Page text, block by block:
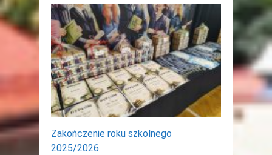
Zakończenie roku szkolnego
2025/2026